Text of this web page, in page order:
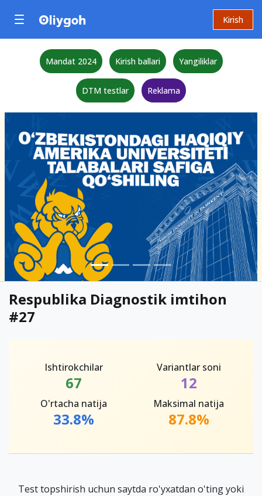
Kirish
Mandat 2024 Kirish ballari Yangiliklar
DTM testlar Reklama
Respublika Diagnostik imtihon
#27
Ishtirokchilar
67
Variantlar soni
12
O'rtacha natija
33.8%
Maksimal natija
87.8%
Test topshirish uchun saytda ro'yxatdan o'ting yoki